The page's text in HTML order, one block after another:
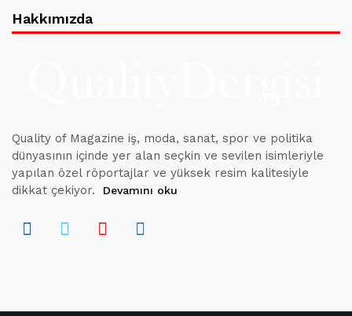
Hakkımızda
Quality of Magazine iş, moda, sanat, spor ve politika
dünyasının içinde yer alan seçkin ve sevilen isimleriyle
yapılan özel röportajlar ve yüksek resim kalitesiyle
dikkat çekiyor.
Devamını oku